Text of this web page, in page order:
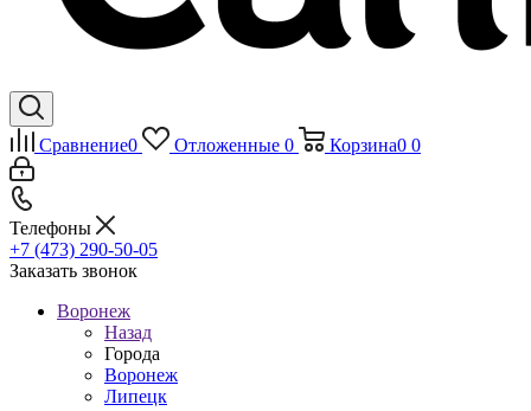
Сравнение0 Отложенные 0 Корзина0 0
Телефоны
+7 (473) 290-50-05
Заказать звонок
Воронеж
Назад
Города
Воронеж
Липецк